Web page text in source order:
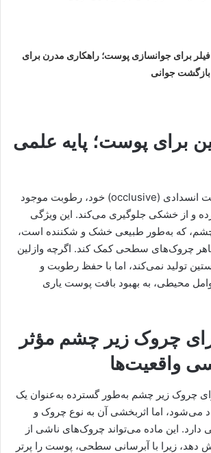
فیلر برای جوانسازی پوست؛ راهکاری مدرن برای
بازگشت جوانی
برای پوست؛ پایه علمی
وازلین به دلیل خاصیت انسدادی (occlusive) خود، رطوبت موجود
و از خشکی جلوگیری می‌کند. این ویژگی
چشم، که به‌طور طبیعی خشک و شکننده است،
چروک‌های سطحی کمک کند. اگرچه وازلین
تولید نمی‌کند، اما با حفظ رطوبت و
محیطی، به بهبود بافت پوست یاری
برای چروک زیر چشم مؤثر
واقعیت‌ها
چروک زیر چشم به‌طور گسترده به‌عنوان یک
می‌شود، اما اثربخشی آن به نوع چروک و
این ماده می‌تواند چروک‌های ناشی از
دهد، زیرا با آبرسانی سطحی، پوست را پرتر